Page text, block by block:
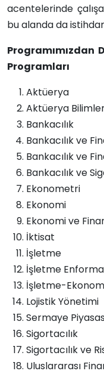
acentelerinde
bu alanda da
Programımızdan
Programları
Aktüerya
Aktüerya
Bankacılık
Bankacılık ve
Bankacılık ve
Bankacılık ve
Ekonometri
Ekonomi
Ekonomi ve
İktisat
İşletme
İşletme
İşletme-
Lojistik Yönetimi
Sermaye
Sigortacılık
Sigortacılık ve
Uluslararası